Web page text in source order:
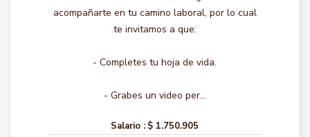
acompañarte en tu camino laboral, por lo cual
te invitamos a que:
- Completes tu hoja de vida.
- Grabes un video per...
Salario : $ 1.750.905